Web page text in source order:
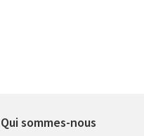
Qui sommes-nous